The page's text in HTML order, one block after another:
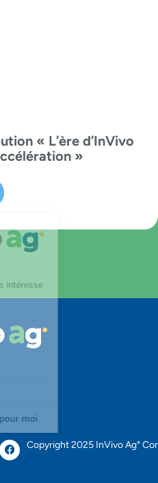
« L’ère d’InVivo
»
Copyright 2025 InVivo Ag°